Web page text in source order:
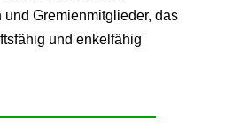
Gremienmitglieder, das
und enkelfähig